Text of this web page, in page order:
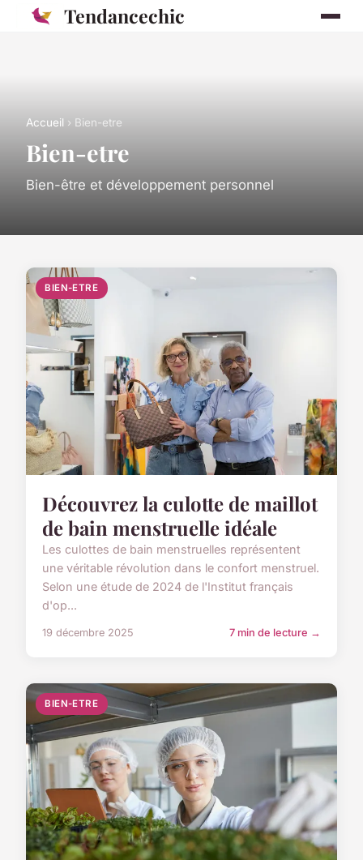
Tendancechic
Accueil › Bien-etre
Bien-etre
Bien-être et développement personnel
BIEN-ETRE
Découvrez la culotte de maillot
de bain menstruelle idéale
Les culottes de bain menstruelles représentent
une véritable révolution dans le confort menstruel.
Selon une étude de 2024 de l'Institut français
d'op...
19 décembre 2025 7 min de lecture →
BIEN-ETRE